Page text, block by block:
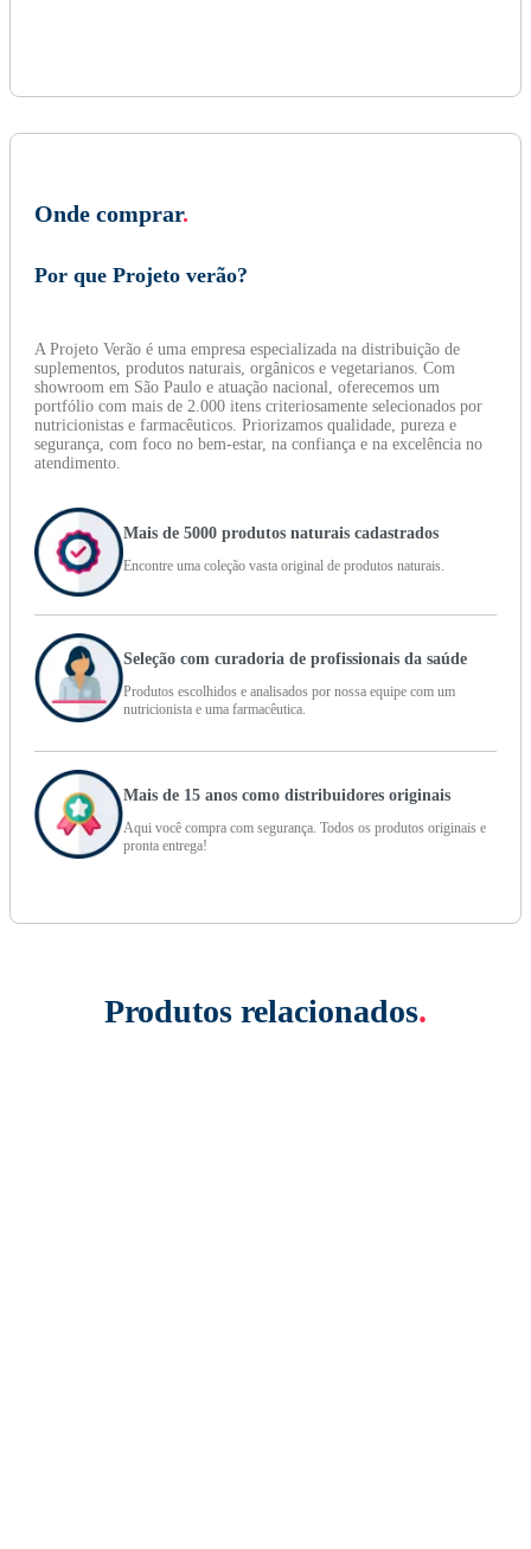
Onde comprar.
Por que Projeto verão?
A Projeto Verão é uma empresa especializada na distribuição de
suplementos, produtos naturais, orgânicos e vegetarianos. Com
showroom em São Paulo e atuação nacional, oferecemos um
portfólio com mais de 2.000 itens criteriosamente selecionados por
nutricionistas e farmacêuticos. Priorizamos qualidade, pureza e
segurança, com foco no bem-estar, na confiança e na excelência no
atendimento.
Mais de 5000 produtos naturais cadastrados
Encontre uma coleção vasta original de produtos naturais.
Seleção com curadoria de profissionais da saúde
Produtos escolhidos e analisados por nossa equipe com um
nutricionista e uma farmacêutica.
Mais de 15 anos como distribuidores originais
Aqui você compra com segurança. Todos os produtos originais e
pronta entrega!
Produtos relacionados.